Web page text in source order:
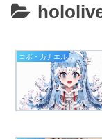
コボ・カナエル